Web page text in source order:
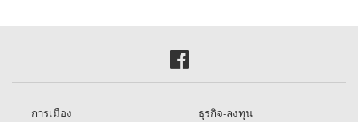
การเมือง
ธุรกิจ-ลงทุน